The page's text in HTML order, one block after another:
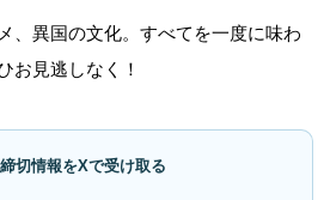
、異国の文化。すべてを一度に味わ
お見逃しなく！
切情報をXで受け取る